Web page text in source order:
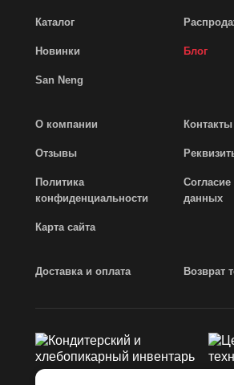
Каталог
Новинки Блог
San Neng
О компании Контакты
Отзывы
Политика
конфиденциальности
данных
Карта сайта
Доставка и оплата Возврат